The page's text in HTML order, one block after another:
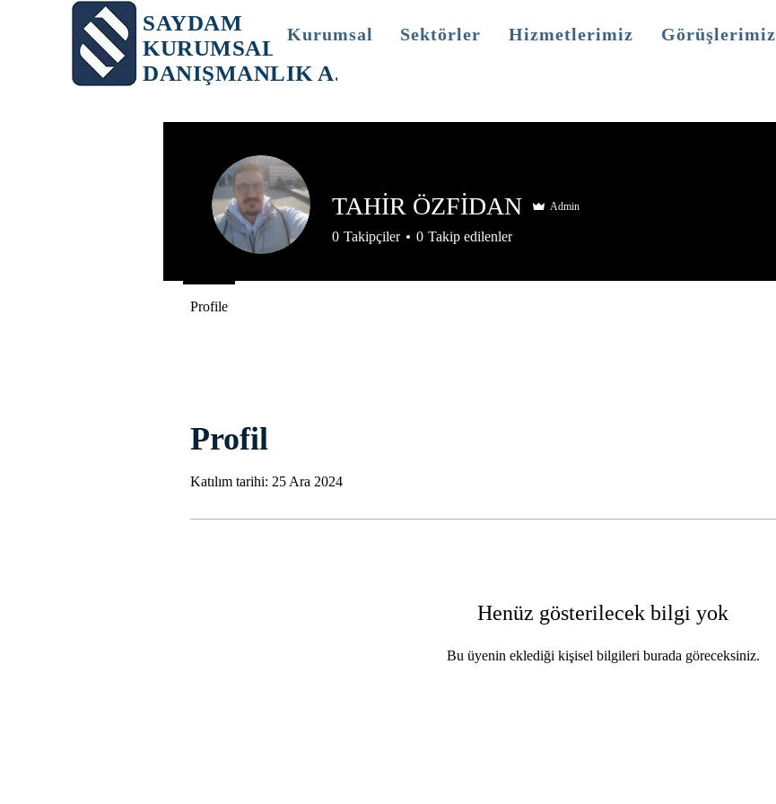
SAYDAM
KURUMSAL
DANIŞMANLIK A.Ş.
Kurumsal Sektörler Hizmetlerimiz Görüşlerimiz
Profil
Katılım tarihi: 25 Ara 2024
Henüz gösterilecek bilgi yok
Bu üyenin eklediği kişisel bilgileri burada göreceksiniz.
TAHİR ÖZFİDAN Admin
0 Takipçiler 0 Takip edilenler
Profile